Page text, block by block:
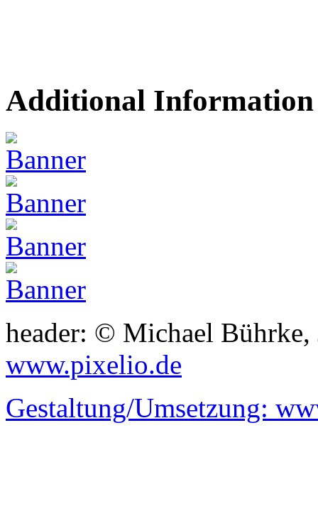
Additional Information
header: © Michael
www.pixelio.de
Gestaltung/Umsetzung: